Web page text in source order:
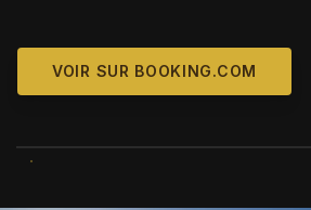
VOIR SUR BOOKING.COM